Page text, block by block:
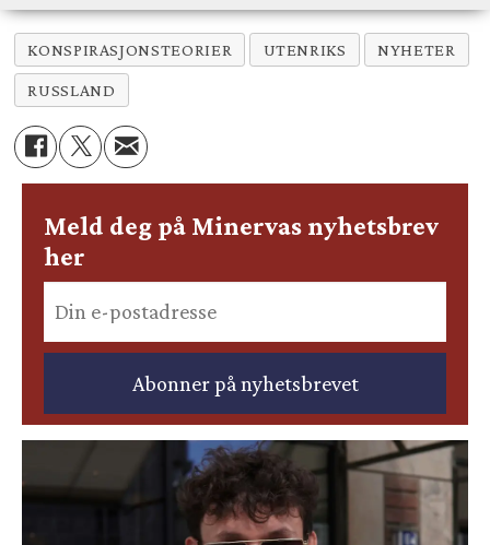
KONSPIRASJONSTEORIER UTENRIKS NYHETER
RUSSLAND
Meld deg på Minervas nyhetsbrev
her